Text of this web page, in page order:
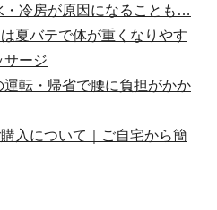
・冷房が原因になることも…
夏バテで体が重くなりやす
サージ
運転・帰省で腰に負担がかか
入について｜ご自宅から簡